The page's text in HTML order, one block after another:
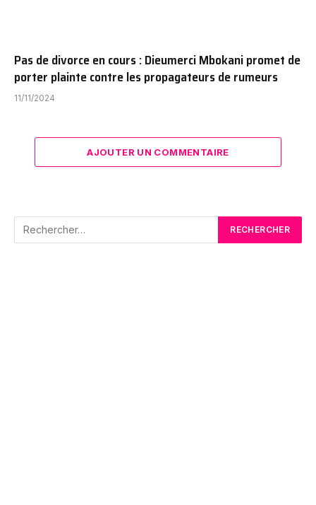
Pas de divorce en cours : Dieumerci Mbokani promet de
porter plainte contre les propagateurs de rumeurs
11/11/2024
AJOUTER UN COMMENTAIRE